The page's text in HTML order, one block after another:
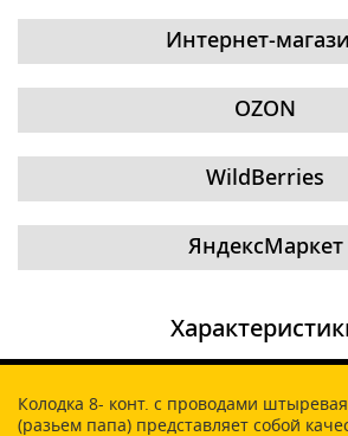
Интернет-
OZON
WildBerries
ЯндексМаркет
Колодка 8- конт. с проводами
(разьем папа) представляет собой